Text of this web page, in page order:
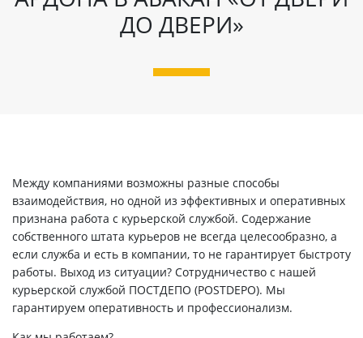
ДО ДВЕРИ»
Между компаниями возможны разные способы
взаимодействия, но одной из эффективных и оперативных
признана работа с курьерской службой. Содержание
собственного штата курьеров не всегда целесообразно, а
если служба и есть в компании, то не гарантирует быстроту
работы. Выход из ситуации? Сотрудничество с нашей
курьерской службой ПОСТДЕПО (POSTDEPO). Мы
гарантируем оперативность и профессионализм.